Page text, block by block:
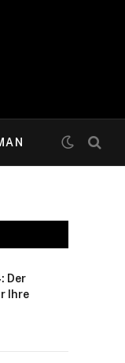
Der
Ihre